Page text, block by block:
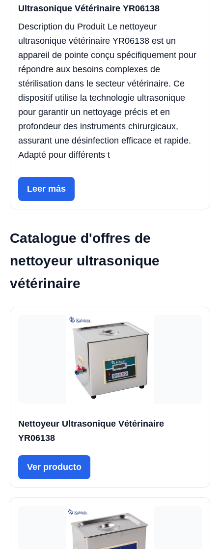
Ultrasonique Vétérinaire YR06138
Description du Produit Le nettoyeur
ultrasonique vétérinaire YR06138 est un
appareil de pointe conçu spécifiquement pour
répondre aux besoins complexes de
stérilisation dans le secteur vétérinaire. Ce
dispositif utilise la technologie ultrasonique
pour garantir un nettoyage précis et en
profondeur des instruments chirurgicaux,
assurant une désinfection efficace et rapide.
Adapté pour différents t
Leer más
Catalogue d'offres de
nettoyeur ultrasonique
vétérinaire
Nettoyeur Ultrasonique Vétérinaire
YR06138
Ver producto